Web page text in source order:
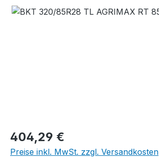
Bildergalerie überspringen
Regulärer Preis:
404,29 €
Preise inkl. MwSt. zzgl. Versandkosten